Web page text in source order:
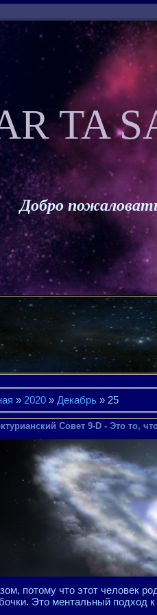
TA
Добро
» 2020 » Декабрь » 25
Совет 9-D - Это то,
потому что этот человек
Это ментальный подход